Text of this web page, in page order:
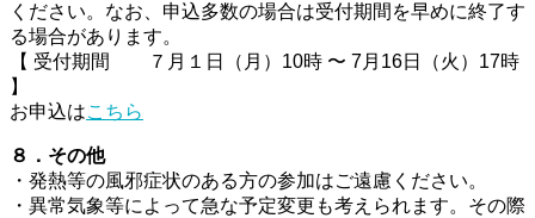
ください。なお、申込多数の場合は受付期間を早めに終了す
る場合があります。
【 受付期間 ７月１日（月）10時 〜 7月16日（火）17時
】
お申込はこちら
８．その他
・発熱等の風邪症状のある方の参加はご遠慮ください。
・異常気象等によって急な予定変更も考えられます。その際